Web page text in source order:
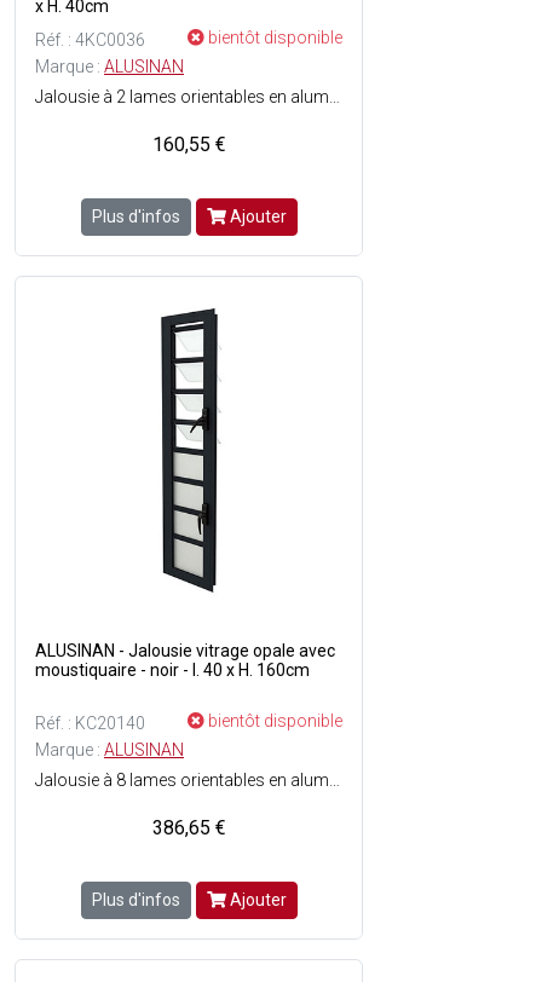
x H. 40cm
Réf. : 4KC0036
bientôt disponible
Marque : ALUSINAN
160,55 €
Plus d'infos Ajouter
ALUSINAN - Jalousie vitrage opale avec
moustiquaire - noir - l. 40 x H. 160cm
Réf. : KC20140
bientôt disponible
Marque : ALUSINAN
386,65 €
Plus d'infos Ajouter